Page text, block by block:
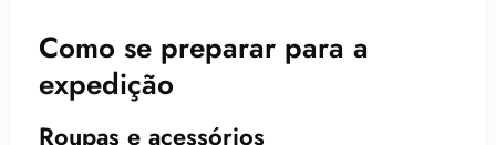
Como se preparar para a
expedição
Roupas e acessórios